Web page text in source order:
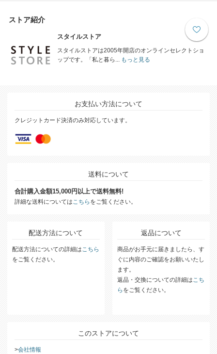
ストア紹介
スタイルストア
スタイルストアは2005年開店のオンラインセレクトショ
ップです。「私と暮ら...
もっと見る
お支払い方法について
クレジットカード決済のみ対応しています。
送料について
合計購入金額15,000円以上で送料無料!
詳細な送料についてはこちら をご覧ください。
配送方法について
配送方法についての詳細はこちら
をご覧ください。
返品について
商品がお手元に届きましたら、す
ぐに内容のご確認をお願いいたし
ます。
返品・交換についての詳細はこち
ら をご覧ください。
このストアについて
会社情報